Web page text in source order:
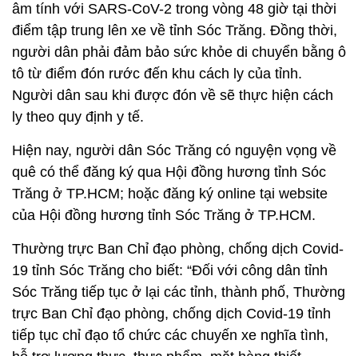
âm tính với SARS-CoV-2 trong vòng 48 giờ tại thời
điểm tập trung lên xe về tỉnh Sóc Trăng. Đồng thời,
người dân phải đảm bảo sức khỏe di chuyển bằng ô
tô từ điểm đón rước đến khu cách ly của tỉnh.
Người dân sau khi được đón về sẽ thực hiện cách
ly theo quy định y tế.
Hiện nay, người dân Sóc Trăng có nguyện vọng về
quê có thể đăng ký qua Hội đồng hương tỉnh Sóc
Trăng ở TP.HCM; hoặc đăng ký online tại website
của Hội đồng hương tỉnh Sóc Trăng ở TP.HCM.
Thường trực Ban Chỉ đạo phòng, chống dịch Covid-
19 tỉnh Sóc Trăng cho biết: “Đối với công dân tỉnh
Sóc Trăng tiếp tục ở lại các tỉnh, thành phố, Thường
trực Ban Chỉ đạo phòng, chống dịch Covid-19 tỉnh
tiếp tục chỉ đạo tổ chức các chuyến xe nghĩa tình,